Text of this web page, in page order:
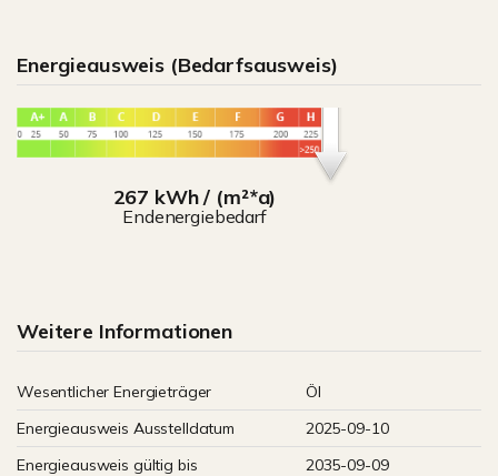
Energieausweis (Bedarfsausweis)
267 kWh / (m²*a)
Endenergiebedarf
Weitere Informationen
Wesentlicher Energieträger
Öl
Energieausweis Ausstelldatum
2025-09-10
Energieausweis gültig bis
2035-09-09